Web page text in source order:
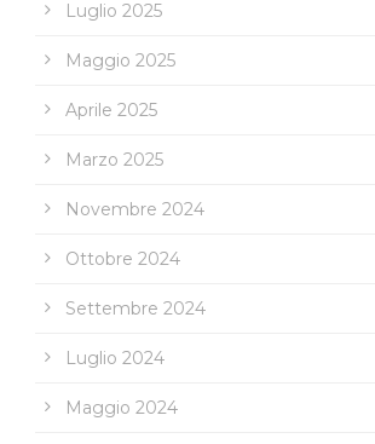
Luglio 2025
Maggio 2025
Aprile 2025
Marzo 2025
Novembre 2024
Ottobre 2024
Settembre 2024
Luglio 2024
Maggio 2024